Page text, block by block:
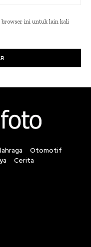
browser ini untuk lain kali
Otomotif
Cerita